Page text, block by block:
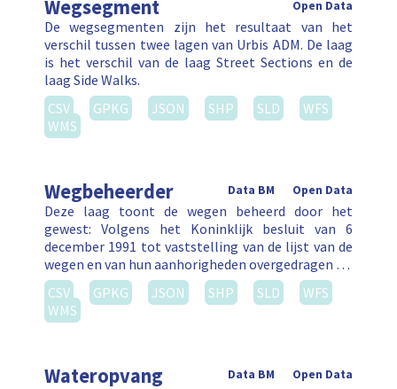
Wegsegment Open Data
De wegsegmenten zijn het resultaat van het
verschil tussen twee lagen van Urbis ADM. De laag
is het verschil van de laag Street Sections en de
laag Side Walks.
CSV
GPKG JSON SHP SLD
WFS
WMS
Wegbeheerder Open Data
Data BM
Deze laag toont de wegen beheerd door het
gewest: Volgens het Koninklijk besluit van 6
december 1991 tot vaststelling van de lijst van de
wegen en van hun aanhorigheden overgedragen …
CSV
GPKG JSON SHP SLD
WFS
WMS
Wateropvang Open Data
Data BM